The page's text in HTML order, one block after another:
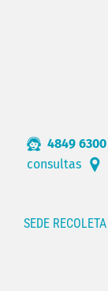
4849 6300
consultas
SEDE RECOLETA